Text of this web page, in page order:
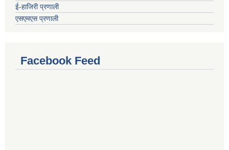
ई-हाजिरी प्रणाली
एसएमएस प्रणाली
Facebook Feed